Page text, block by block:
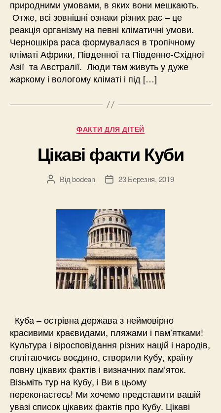
природними умовами, в яких вони мешкають.
Отже, всі зовнішні ознаки різних рас – це
реакція організму на певні кліматичні умови.
Черношкіра раса формувалася в тропічному
кліматі Африки, Південної та Південно-Східної
Азії та Австралії. Люди там живуть у дуже
жаркому і вологому кліматі і під […]
Категорії
ФАКТИ ДЛЯ ДІТЕЙ
Цікаві факти Куби
Автор
Відbodean
Дата23 Березня, 2019
Куба – острівна держава з неймовірно
красивими краєвидами, пляжами і пам’ятками!
Культура і віросповідання різних націй і народів,
сплітаючись воєдино, створили Кубу, країну
повну цікавих фактів і визначних пам’яток.
Візьміть тур на Кубу, і Ви в цьому
переконаєтесь! Ми хочемо представити вашій
увазі список цікавих фактів про Кубу. Цікаві